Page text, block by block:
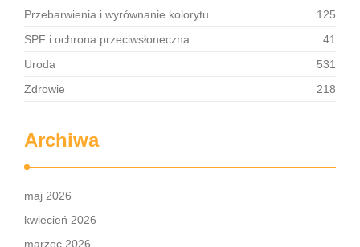
Przebarwienia i wyrównanie kolorytu
125
SPF i ochrona przeciwsłoneczna
41
Uroda
531
Zdrowie
218
Archiwa
maj 2026
kwiecień 2026
marzec 2026